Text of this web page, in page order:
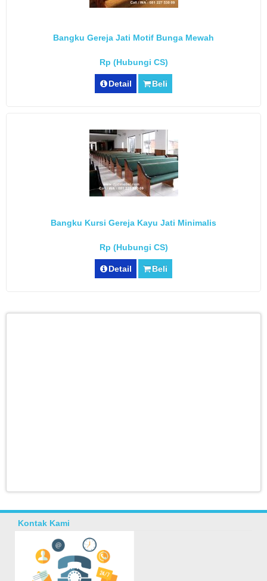
Bangku Gereja Jati Motif Bunga Mewah
Rp (Hubungi CS)
Detail Beli
Bangku Kursi Gereja Kayu Jati Minimalis
Rp (Hubungi CS)
Detail Beli
Kontak Kami